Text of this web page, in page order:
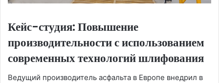
Кейс-студия: Повышение
производительности с использованием
современных технологий шлифования
Ведущий производитель асфальта в Европе внедрил в